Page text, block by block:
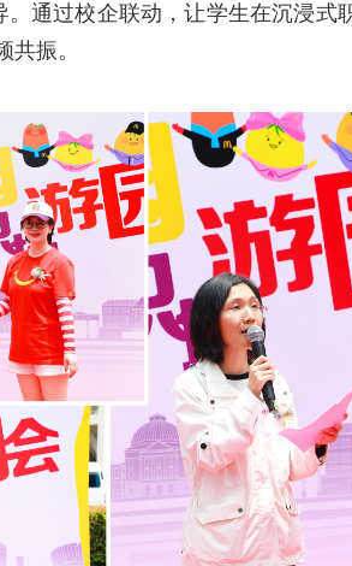
通过校企联动，让学生在沉浸式
振。